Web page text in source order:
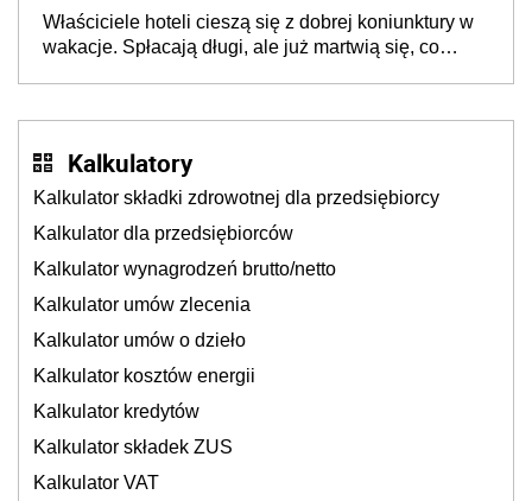
cichu
Właściciele hoteli cieszą się z dobrej koniunktury w
wakacje. Spłacają długi, ale już martwią się, co
Kalkulatory
Kalkulator składki zdrowotnej dla przedsiębiorcy
Kalkulator dla przedsiębiorców
Kalkulator wynagrodzeń brutto/netto
Kalkulator umów zlecenia
Kalkulator umów o dzieło
Kalkulator kosztów energii
Kalkulator kredytów
Kalkulator składek ZUS
Kalkulator VAT